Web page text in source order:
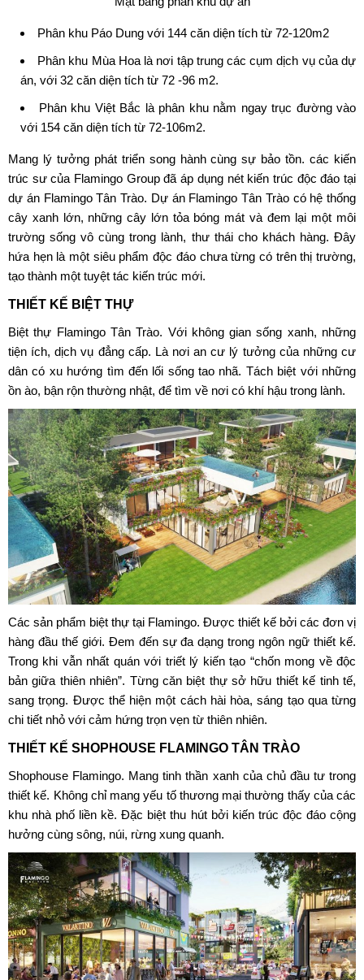
Phân khu Páo Dung với 144 căn diện tích từ 72-120m2
Phân khu Mùa Hoa là nơi tập trung các cụm dịch vụ của dự
án, với 32 căn diện tích từ 72 -96 m2.
Phân khu Việt Bắc là phân khu nằm ngay trục đường vào
với 154 căn diện tích từ 72-106m2.
Mang lý tưởng phát triển song hành cùng sự bảo tồn. các kiến
trúc sư của Flamingo Group đã áp dụng nét kiến trúc độc đáo tại
dự án Flamingo Tân Trào. Dự án Flamingo Tân Trào có hệ thống
cây xanh lớn, những cây lớn tỏa bóng mát và đem lại một môi
trường sống vô cùng trong lành, thư thái cho khách hàng. Đây
hứa hẹn là một siêu phẩm độc đáo chưa từng có trên thị trường,
tạo thành một tuyệt tác kiến trúc mới.
THIẾT KẾ BIỆT THỰ
Biệt thự Flamingo Tân Trào. Với không gian sống xanh, những
tiện ích, dịch vụ đẳng cấp. Là nơi an cư lý tưởng của những cư
dân có xu hướng tìm đến lối sống tao nhã. Tách biệt với những
ồn ào, bận rộn thường nhật, để tìm về nơi có khí hậu trong lành.
Các sản phẩm biệt thự tại Flamingo. Được thiết kế bởi các đơn vị
hàng đầu thế giới. Đem đến sự đa dạng trong ngôn ngữ thiết kế.
Trong khi vẫn nhất quán với triết lý kiến tạo “chốn mong về độc
bản giữa thiên nhiên”. Từng căn biệt thự sở hữu thiết kế tinh tế,
sang trọng. Được thể hiện một cách hài hòa, sáng tạo qua từng
chi tiết nhỏ với cảm hứng trọn vẹn từ thiên nhiên.
THIẾT KẾ SHOPHOUSE FLAMINGO TÂN TRÀO
Shophouse Flamingo. Mang tinh thần xanh của chủ đầu tư trong
thiết kế. Không chỉ mang yếu tố thương mại thường thấy của các
khu nhà phố liền kề. Đặc biệt thu hút bởi kiến trúc độc đáo cộng
hưởng cùng sông, núi, rừng xung quanh.